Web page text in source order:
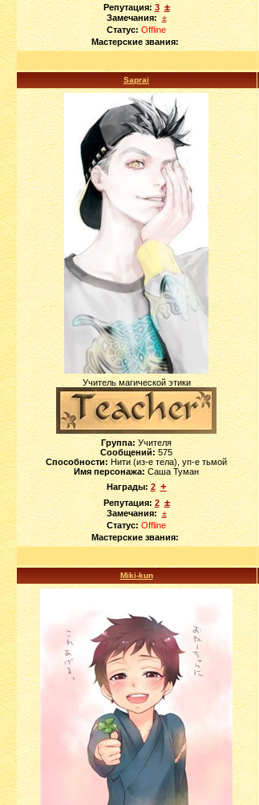
Репутация: 3 ±
Замечания: ±
Статус: Offline
Мастерские звания:
Saprai
Учитель магической этики
Группа:Учителя
Сообщений: 575
Способности: Нити (из-е тела), уп-е тьмой
Имя персонажа: Саша Туман
Награды: 2 +
Репутация: 2 ±
Замечания: ±
Статус: Offline
Мастерские звания:
Miki-kun